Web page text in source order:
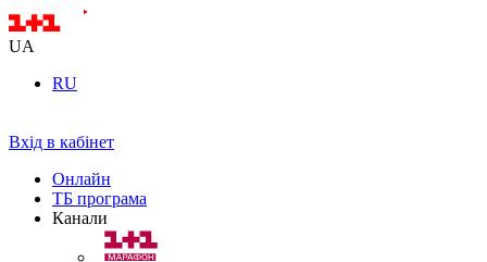
UA
RU
Вхід в кабінет
Онлайн
ТБ програма
Канали